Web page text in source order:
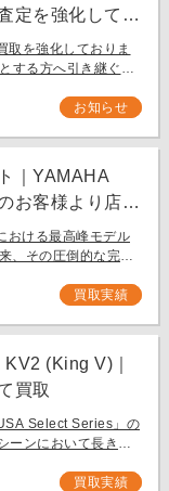
定を強化してお
取を強化しておりま
する方へ引き継ぐお
お知らせ
｜YAMAHA
お客様より店舗
おける最高峰モデル
、その圧倒的な完成
買取実績
(King V)｜
買取
Select Series」の
ンにおいて長きに
買取実績